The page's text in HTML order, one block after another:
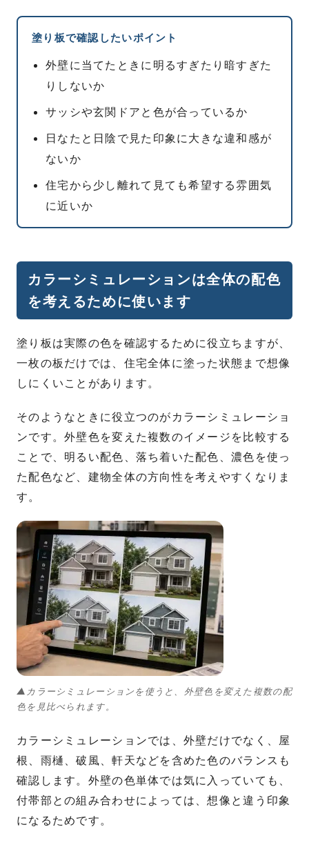
塗り板で確認したいポイント
外壁に当てたときに明るすぎたり暗すぎた
りしないか
サッシや玄関ドアと色が合っているか
日なたと日陰で見た印象に大きな違和感が
ないか
住宅から少し離れて見ても希望する雰囲気
に近いか
カラーシミュレーションは全体の配色
を考えるために使います
塗り板は実際の色を確認するために役立ちますが、
一枚の板だけでは、住宅全体に塗った状態まで想像
しにくいことがあります。
そのようなときに役立つのがカラーシミュレーショ
ンです。外壁色を変えた複数のイメージを比較する
ことで、明るい配色、落ち着いた配色、濃色を使っ
た配色など、建物全体の方向性を考えやすくなりま
す。
▲カラーシミュレーションを使うと、外壁色を変えた複数の配
色を見比べられます。
カラーシミュレーションでは、外壁だけでなく、屋
根、雨樋、破風、軒天などを含めた色のバランスも
確認します。外壁の色単体では気に入っていても、
付帯部との組み合わせによっては、想像と違う印象
になるためです。